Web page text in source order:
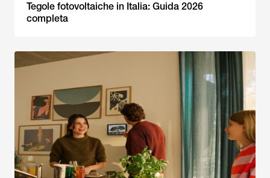
Tegole fotovoltaiche in Italia: Guida 2026
completa